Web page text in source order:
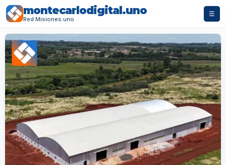
montecarlodigital.uno
Red Misiones.uno
☰